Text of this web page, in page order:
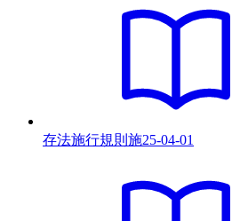
存法施行規則 施25-04-01